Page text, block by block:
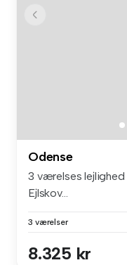
Odense
3 værelses lejlighed
Ejlskov...
3 værelser
8.325 kr